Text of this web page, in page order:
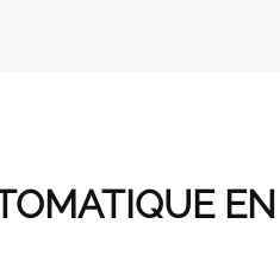
EN